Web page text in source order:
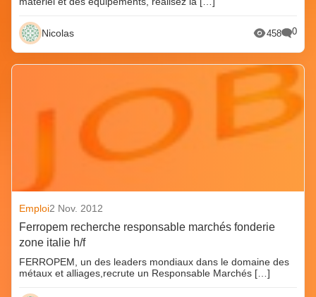
Nicolas 458 0
Emploi2 Nov. 2012
Ferropem recherche responsable marchés fonderie
zone italie h/f
FERROPEM, un des leaders mondiaux dans le domaine des
métaux et alliages,recrute un Responsable Marchés […]